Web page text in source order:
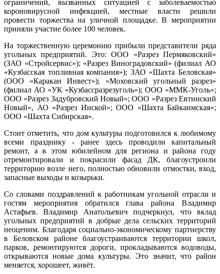
ограничений, вызванных ситуацией с заболеваемостью
короновирусной инфекцией, местные власти решили
провести торжества на уличной площадке. В мероприятии
приняли участие более 100 человек.
На торжественную церемонию прибыли представители ряда
угольных предприятий. Это: ООО «Разрез Пермяковский»
(ЗАО «Стройсервис»); «Разрез Виноградовский» (филиал АО
«Кузбасская топливная компания»); ЗАО «Шахта Беловская»
(ООО «Каракан Инвест»); «Моховский угольный разрез»
(филиал АО «УК «Кузбассразрезуголь»); ООО «ММК-Уголь»;
ООО «Разрез Задубровский Новый»; ООО «Разрез Евтинский
Новый», АО «Разрез Инской»; ООО «Шахта Байкаимская»;
ООО «Шахта Сибирская».
Стоит отметить, что дом культуры подготовился к любимому
всеми празднику - ранее здесь проводили капитальный
ремонт, а в этом юбилейном для региона и района году
отремонтировали и покрасили фасад ДК, благоустроили
территорию возле него, полностью обновили отмостки, вход,
запасные выходы и козырьки.
Со словами поздравлений к работникам угольной отрасли и
гостям мероприятия обратился глава района Владимир
Астафьев. Владимир Анатольевич подчеркнул, что вклад
угольных предприятий в добрые дела сельских территорий
неоценим. Благодаря социально-экономическому партнерству
в Беловском районе благоустраиваются территории школ,
парков, ремонтируются дороги, прокладываются водоводы,
открываются новые дома культуры. Это значит, что район
меняется, хорошеет, живёт.